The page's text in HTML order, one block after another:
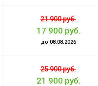
21 900 руб.
17 900 руб.
до 08.08.2026
25 900 руб.
21 900 руб.